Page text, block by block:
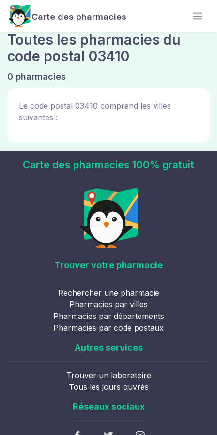
Carte des pharmacies
Toutes les pharmacies du
code postal 03410
0 pharmacies
Le code postal 03410 comprend les villes
suivantes :
Carte des pharmacies 100% gratuit
Trouver votre pharmacie
Rechercher une pharmacie
Pharmacies par villes
Pharmacies par départements
Pharmacies par code postaux
Autres services
Trouver un laboratoire
Tous les jours ouvrés
Réseaux sociaux